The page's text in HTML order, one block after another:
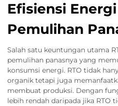
Efisiensi
Pemulihan
Salah satu keuntungan utama
pemulihan panasnya yang
konsumsi energi. RTO tidak
organik tetapi juga
membuat produksi. Dengan
lebih rendah daripada jika RTO